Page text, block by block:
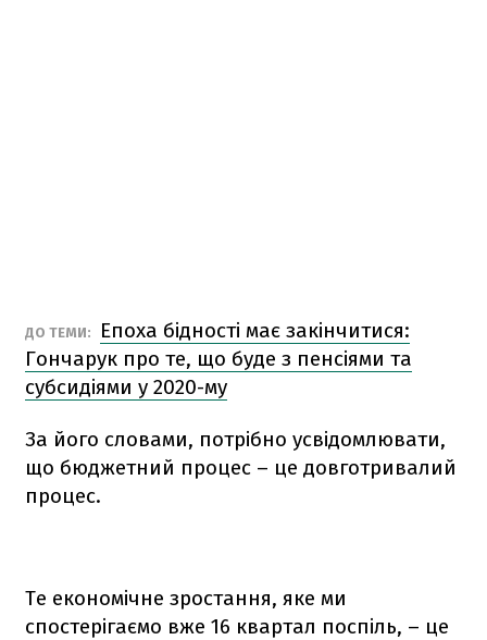
ДО ТЕМИ:
Епоха бідності має закінчитися:
Гончарук про те, що буде з пенсіями та
субсидіями у 2020-му
За його словами, потрібно усвідомлювати,
що бюджетний процес – це довготривалий
процес.
Те економічне зростання, яке ми
спостерігаємо вже 16 квартал поспіль, – це